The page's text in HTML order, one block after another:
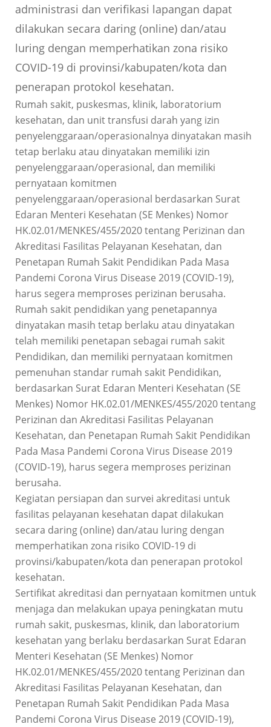
administrasi dan verifikasi lapangan dapat
dilakukan secara daring (online) dan/atau
luring dengan memperhatikan zona risiko
COVID-19 di provinsi/kabupaten/kota dan
penerapan protokol kesehatan.
Rumah sakit, puskesmas, klinik, laboratorium
kesehatan, dan unit transfusi darah yang izin
penyelenggaraan/operasionalnya dinyatakan masih
tetap berlaku atau dinyatakan memiliki izin
penyelenggaraan/operasional, dan memiliki
pernyataan komitmen
penyelenggaraan/operasional berdasarkan Surat
Edaran Menteri Kesehatan (SE Menkes) Nomor
HK.02.01/MENKES/455/2020 tentang Perizinan dan
Akreditasi Fasilitas Pelayanan Kesehatan, dan
Penetapan Rumah Sakit Pendidikan Pada Masa
Pandemi Corona Virus Disease 2019 (COVID-19),
harus segera memproses perizinan berusaha.
Rumah sakit pendidikan yang penetapannya
dinyatakan masih tetap berlaku atau dinyatakan
telah memiliki penetapan sebagai rumah sakit
Pendidikan, dan memiliki pernyataan komitmen
pemenuhan standar rumah sakit Pendidikan,
berdasarkan Surat Edaran Menteri Kesehatan (SE
Menkes) Nomor HK.02.01/MENKES/455/2020 tentang
Perizinan dan Akreditasi Fasilitas Pelayanan
Kesehatan, dan Penetapan Rumah Sakit Pendidikan
Pada Masa Pandemi Corona Virus Disease 2019
(COVID-19), harus segera memproses perizinan
berusaha.
Kegiatan persiapan dan survei akreditasi untuk
fasilitas pelayanan kesehatan dapat dilakukan
secara daring (online) dan/atau luring dengan
memperhatikan zona risiko COVID-19 di
provinsi/kabupaten/kota dan penerapan protokol
kesehatan.
Sertifikat akreditasi dan pernyataan komitmen untuk
menjaga dan melakukan upaya peningkatan mutu
rumah sakit, puskesmas, klinik, dan laboratorium
kesehatan yang berlaku berdasarkan Surat Edaran
Menteri Kesehatan (SE Menkes) Nomor
HK.02.01/MENKES/455/2020 tentang Perizinan dan
Akreditasi Fasilitas Pelayanan Kesehatan, dan
Penetapan Rumah Sakit Pendidikan Pada Masa
Pandemi Corona Virus Disease 2019 (COVID-19),